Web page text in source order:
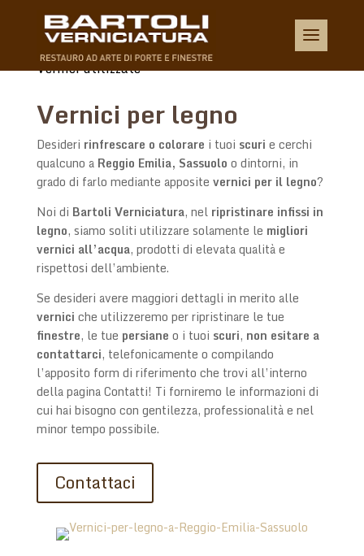
Home Lavorazioni Verniciatura vecchio $
Vernici utilizzate
Vernici per legno
Desideri rinfrescare o colorare i tuoi scuri e cerchi
qualcuno a Reggio Emilia, Sassuolo o dintorni, in
grado di farlo mediante apposite vernici per il legno?
Noi di Bartoli Verniciatura, nel ripristinare infissi in
legno, siamo soliti utilizzare solamente le migliori
vernici all’acqua, prodotti di elevata qualità e
rispettosi dell’ambiente.
Se desideri avere maggiori dettagli in merito alle
vernici che utilizzeremo per ripristinare le tue
finestre, le tue persiane o i tuoi scuri, non esitare a
contattarci, telefonicamente o compilando
l’apposito form di riferimento che trovi all’interno
della pagina Contatti! Ti forniremo le informazioni di
cui hai bisogno con gentilezza, professionalità e nel
minor tempo possibile.
Contattaci